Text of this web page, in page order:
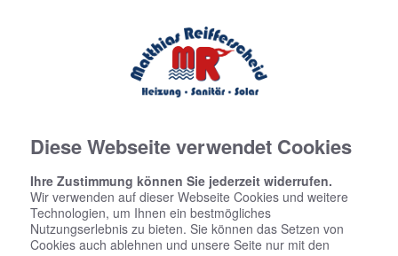
info@reifferscheid.de
Diese Webseite verwendet Cookies
Ihre Zustimmung können Sie jederzeit widerrufen.
Wir verwenden auf dieser Webseite Cookies und weitere
Technologien, um Ihnen ein bestmögliches
Nutzungserlebnis zu bieten. Sie können das Setzen von
Cookies auch ablehnen und unsere Seite nur mit den